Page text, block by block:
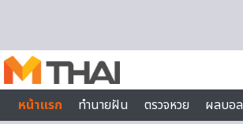
หน้าแรก
ทำนายฝัน ตรวจหวย ผลบอล